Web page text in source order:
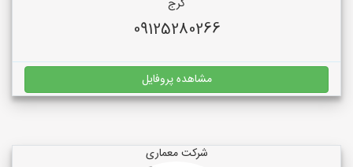
کرج
09125280266
مشاهده پروفایل
شرکت معماری